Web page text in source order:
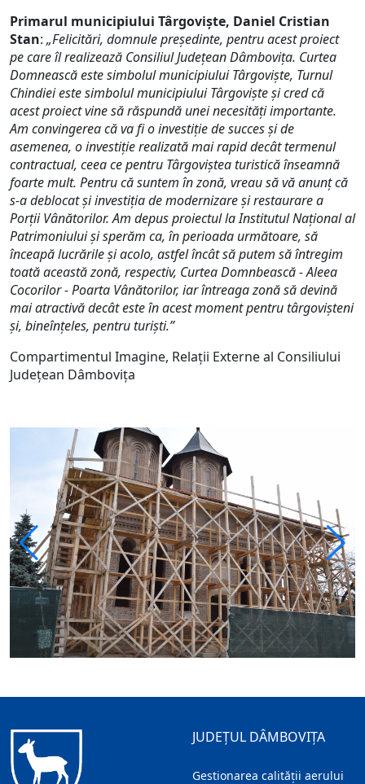
Primarul municipiului Târgoviște, Daniel Cristian
Stan: „Felicitări, domnule președinte, pentru acest proiect
pe care îl realizează Consiliul Județean Dâmbovița. Curtea
Domnească este simbolul municipiului Târgoviște, Turnul
Chindiei este simbolul municipiului Târgoviște și cred că
acest proiect vine să răspundă unei necesități importante.
Am convingerea că va fi o investiție de succes și de
asemenea, o investiție realizată mai rapid decât termenul
contractual, ceea ce pentru Târgoviștea turistică înseamnă
foarte mult. Pentru că suntem în zonă, vreau să vă anunț că
s-a deblocat și investiția de modernizare și restaurare a
Porții Vânătorilor. Am depus proiectul la Institutul Național al
Patrimoniului și sperăm ca, în perioada următoare, să
înceapă lucrările și acolo, astfel încât să putem să întregim
toată această zonă, respectiv, Curtea Domnbească - Aleea
Cocorilor - Poarta Vânătorilor, iar întreaga zonă să devină
mai atractivă decât este în acest moment pentru târgovișteni
și, bineînțeles, pentru turiști.”
Compartimentul Imagine, Relații Externe al Consiliului
Județean Dâmbovița
JUDEȚUL DÂMBOVIȚA
Gestionarea calității aerului